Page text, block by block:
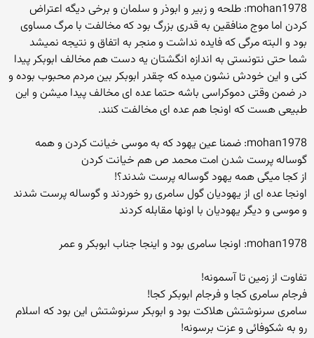
mohan1978: طلحه و زبیر و ابوذر و سلمان و برخی دیگه اعتراض
کردن اما موج منافقین به قدری بزرگ بود که مخالفت با مرگ مساوی
بود و البته مرگی که فایده نداشت و منجر به اتفاق و نتیجه نمیشد
شما حتی نتونستی به اندازه انگشتان یه دست هم مخالف ابوبکر پیدا
کنی و این خودش نشون میده که چقدر ابوبکر بین مردم محبوب بوده و
در ضمن وقتی دموکراسی باشه حتما عده ای مخالف پیدا میشن و این
طبیعی هست که اونجا هم عده ای مخالفت کنند.
mohan1978: ضمنا عین یهود که به موسی خیانت کردن و همه
گوساله پرست شدن امت محمد ص هم خیانت کردن
از کجا میگی همه یهود گوساله پرست شدند؟!
اونجا عده ای از یهودیان گول سامری رو خوردند و گوساله پرست شدند
و موسی و دیگر یهودیان با اونها مقابله کردند
mohan1978: اونجا سامری بود و اینجا جناب ابوبکر و عمر
تفاوت از زمین تا آسمونه!
فرجام سامری کجا و فرجام ابوبکر کجا!
سامری سرنوشتش هلاکت بود و ابوبکر سرنوشتش این بود که اسلام
رو به شکوفائی و عزت برسونه!